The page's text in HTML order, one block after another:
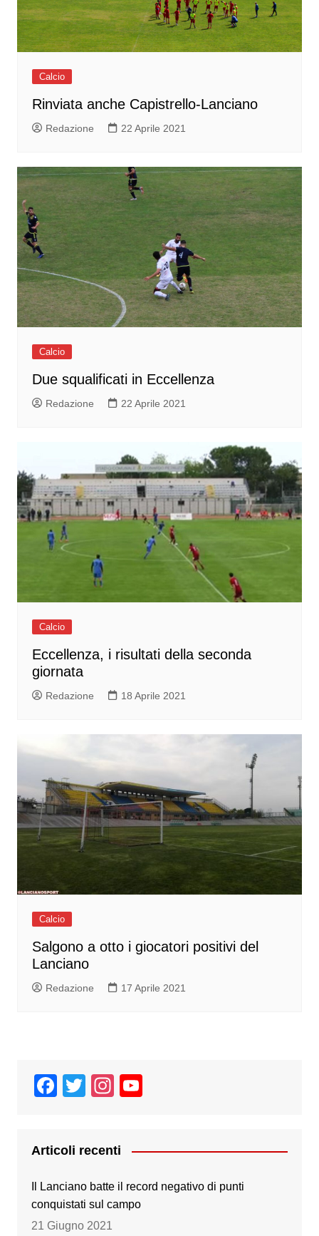
Calcio
Rinviata anche Capistrello-Lanciano
Redazione 22 Aprile 2021
Calcio
Due squalificati in Eccellenza
Redazione 22 Aprile 2021
Calcio
Eccellenza, i risultati della seconda
giornata
Redazione 18 Aprile 2021
Calcio
Salgono a otto i giocatori positivi del
Lanciano
Redazione 17 Aprile 2021
F
e
b
o
o
T
er
In
gr
a
m
T
Articoli recenti
Il Lanciano batte il record negativo di punti
conquistati sul campo
21 Giugno 2021